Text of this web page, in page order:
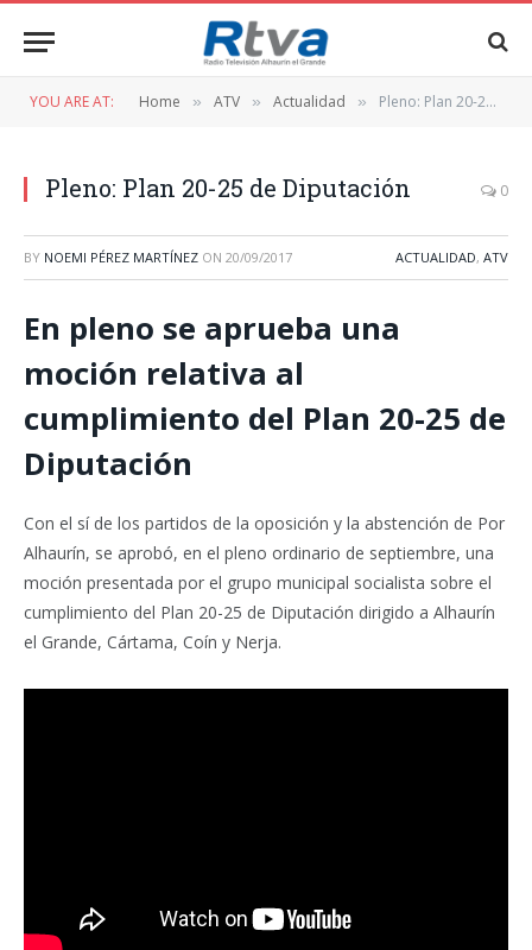
YOU ARE AT: Home » ATV » Actualidad » Pleno: Plan 20-25 de Diputación
Pleno: Plan 20-25 de Diputación 0
BY NOEMI PÉREZ MARTÍNEZ ON 20/09/2017 ACTUALIDAD, ATV
En pleno se aprueba una
moción relativa al
cumplimiento del Plan 20-25 de
Diputación
Con el sí de los partidos de la oposición y la abstención de Por
Alhaurín, se aprobó, en el pleno ordinario de septiembre, una
moción presentada por el grupo municipal socialista sobre el
cumplimiento del Plan 20-25 de Diputación dirigido a Alhaurín
el Grande, Cártama, Coín y Nerja.